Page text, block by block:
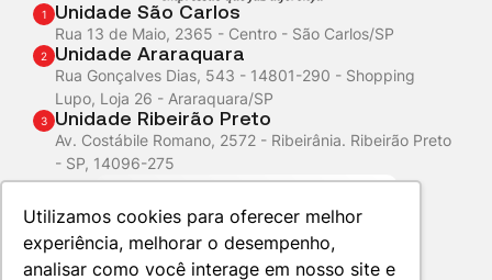
Utilizamos cookies para oferecer melhor
experiência, melhorar o desempenho,
analisar como você interage em nosso site e
1 Unidade São Carlos
Rua 13 de Maio, 2365 - Centro - São Carlos/SP
2 Unidade Araraquara
Rua Gonçalves Dias, 543 - 14801-290 - Shopping
Lupo, Loja 26 - Araraquara/SP
3 Unidade Ribeirão Preto
Av. Costábile Romano, 2572 - Ribeirânia. Ribeirão Preto
- SP, 14096-275
AtendimentoWhatsApp